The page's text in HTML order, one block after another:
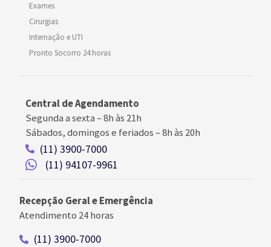
Exames
Cirurgias
Internação e UTI
Pronto Socorro 24 horas
Central de Agendamento
Segunda a sexta –8h às 21h
Sábados, domingos e feriados–8h às 20h
(11) 3900-7000
(11) 94107-9961
Recepção Geral e Emergência
Atendimento 24 horas
(11) 3900-7000